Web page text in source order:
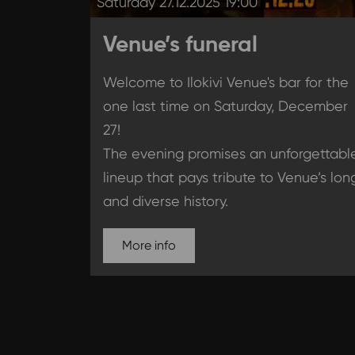
Venue’s funeral
Welcome to Ilokivi Venue's bar for the
one last time on Saturday, December
27!
The evening promises an
lineup that pays tribute to Venue’s
and diverse history.
More info